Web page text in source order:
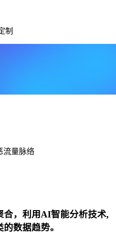
制
流量脉络
合，利用AI智能分析技术,
数据趋势。